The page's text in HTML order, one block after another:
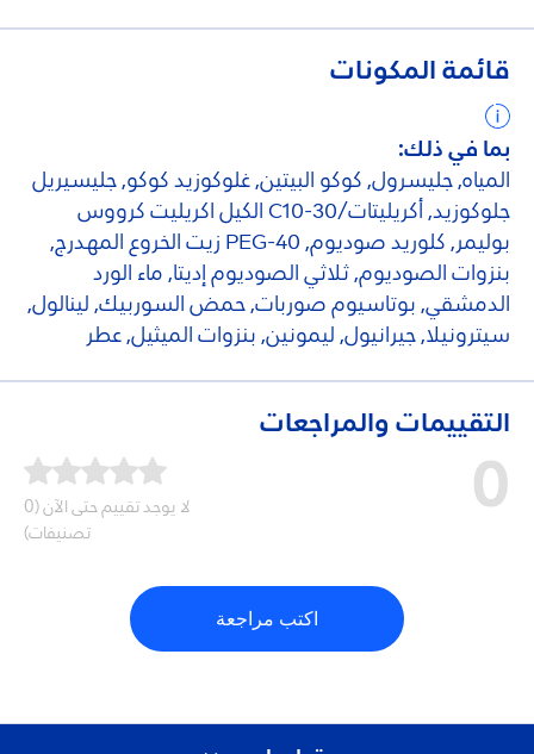
قائمة المكونات
بما في ذلك:
المياه, جليسرول, كوكو البيتين, غلوكوزيد كوكو, جليسيريل
جلوكوزيد, أكريليتات/C10-30 الكيل اكريليت كرووس
بوليمر, كلوريد صوديوم, PEG-40 زيت الخروع المهدرج,
بنزوات الصوديوم, ثلاثي الصوديوم إديتا, ماء الورد
الدمشقي, بوتاسيوم صوربات, حمض السوربيك, لينالول,
سيترونيلا, جيرانيول, ليمونين, بنزوات الميثيل, عطر
التقييمات والمراجعات
0
لا يوجد تقييم حتى الآن (0
تصنيفات)
اكتب مراجعة